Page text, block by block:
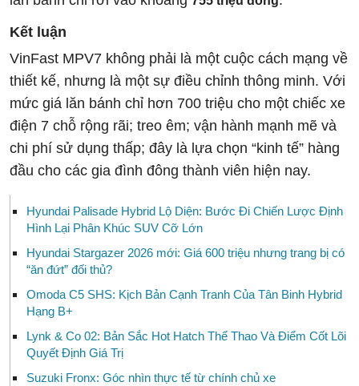
Kết luận
VinFast MPV7 không phải là một cuộc cách mạng về
thiết kế, nhưng là một sự điều chỉnh thông minh. Với
mức giá lăn bánh chỉ hơn 700 triệu cho một chiếc xe
điện 7 chỗ rộng rãi; treo êm; vận hành mạnh mẽ và
chi phí sử dụng thấp; đây là lựa chọn “kinh tế” hàng
đầu cho các gia đình đông thành viên hiện nay.
Hyundai Palisade Hybrid Lộ Diện: Bước Đi Chiến Lược Định
Hình Lại Phân Khúc SUV Cỡ Lớn
Hyundai Stargazer 2026 mới: Giá 600 triệu nhưng trang bị có
“ăn đứt” đối thủ?
Omoda C5 SHS: Kịch Bản Cạnh Tranh Của Tân Binh Hybrid
Hạng B+
Lynk & Co 02: Bản Sắc Hot Hatch Thể Thao Và Điểm Cốt Lõi
Quyết Định Giá Trị
Suzuki Fronx: Góc nhìn thực tế từ chính chủ xe